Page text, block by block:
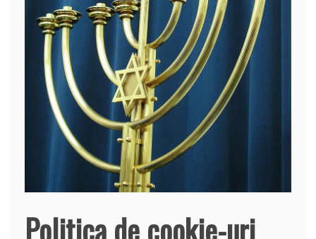
Politica de cookie-uri